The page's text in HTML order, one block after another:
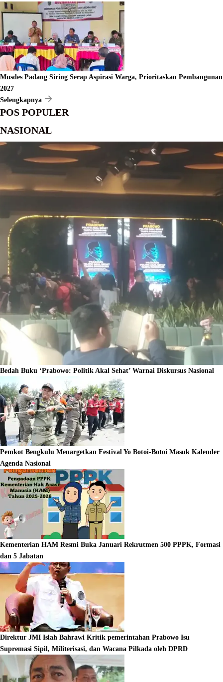
Musdes Padang Siring Serap Aspirasi Warga, Prioritaskan Pembangunan
2027
Selengkapnya
POS POPULER
NASIONAL
Bedah Buku ‘Prabowo: Politik Akal Sehat’ Warnai Diskursus Nasional
Pemkot Bengkulu Menargetkan Festival Yo Botoi-Botoi Masuk Kalender
Agenda Nasional
Kementerian HAM Resmi Buka Januari Rekrutmen 500 PPPK, Formasi
dan 5 Jabatan
Direktur JMI Islah Bahrawi Kritik pemerintahan Prabowo Isu
Supremasi Sipil, Militerisasi, dan Wacana Pilkada oleh DPRD